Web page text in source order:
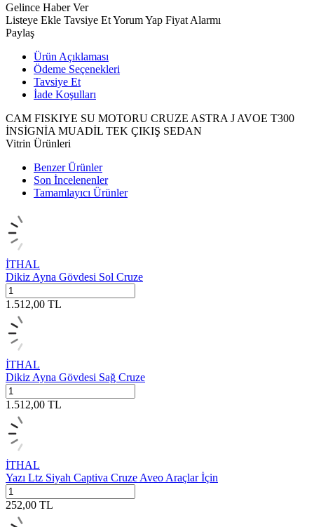
Gelince Haber Ver
Listeye Ekle Tavsiye EtYorum Yap Fiyat Alarmı
Paylaş
Ürün Açıklaması
Ödeme Seçenekleri
Tavsiye Et
İade Koşulları
CAM FISKIYE SU MOTORU CRUZE ASTRA J AVOE T300
İNSİGNİA MUADİL TEK ÇIKIŞ SEDAN
Vitrin Ürünleri
Benzer Ürünler
Son İncelenenler
Tamamlayıcı Ürünler
İTHAL
Dikiz Ayna Gövdesi Sol Cruze
1.512,00 TL
İTHAL
Dikiz Ayna Gövdesi Sağ Cruze
1.512,00 TL
İTHAL
Yazı Ltz Siyah Captiva Cruze Aveo Araçlar İçin
252,00 TL